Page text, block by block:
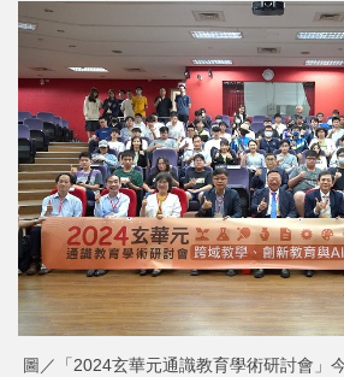
圖／「2024玄華元通識教育學術研討會」